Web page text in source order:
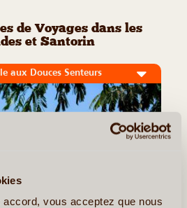
accord, vous acceptez que nous
de Voyages dans les
et Santorin
aux Douces Senteurs